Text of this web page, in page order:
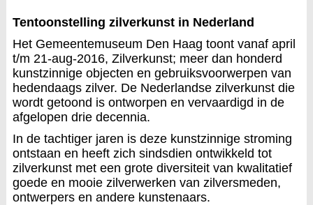
Tentoonstelling zilverkunst in Nederland
Het Gemeentemuseum Den Haag toont vanaf april
t/m 21-aug-2016, Zilverkunst; meer dan honderd
kunstzinnige objecten en gebruiksvoorwerpen van
hedendaags zilver. De Nederlandse zilverkunst die
wordt getoond is ontworpen en vervaardigd in de
afgelopen drie decennia.
In de tachtiger jaren is deze kunstzinnige stroming
ontstaan en heeft zich sindsdien ontwikkeld tot
zilverkunst met een grote diversiteit van kwalitatief
goede en mooie zilverwerken van zilversmeden,
ontwerpers en andere kunstenaars.